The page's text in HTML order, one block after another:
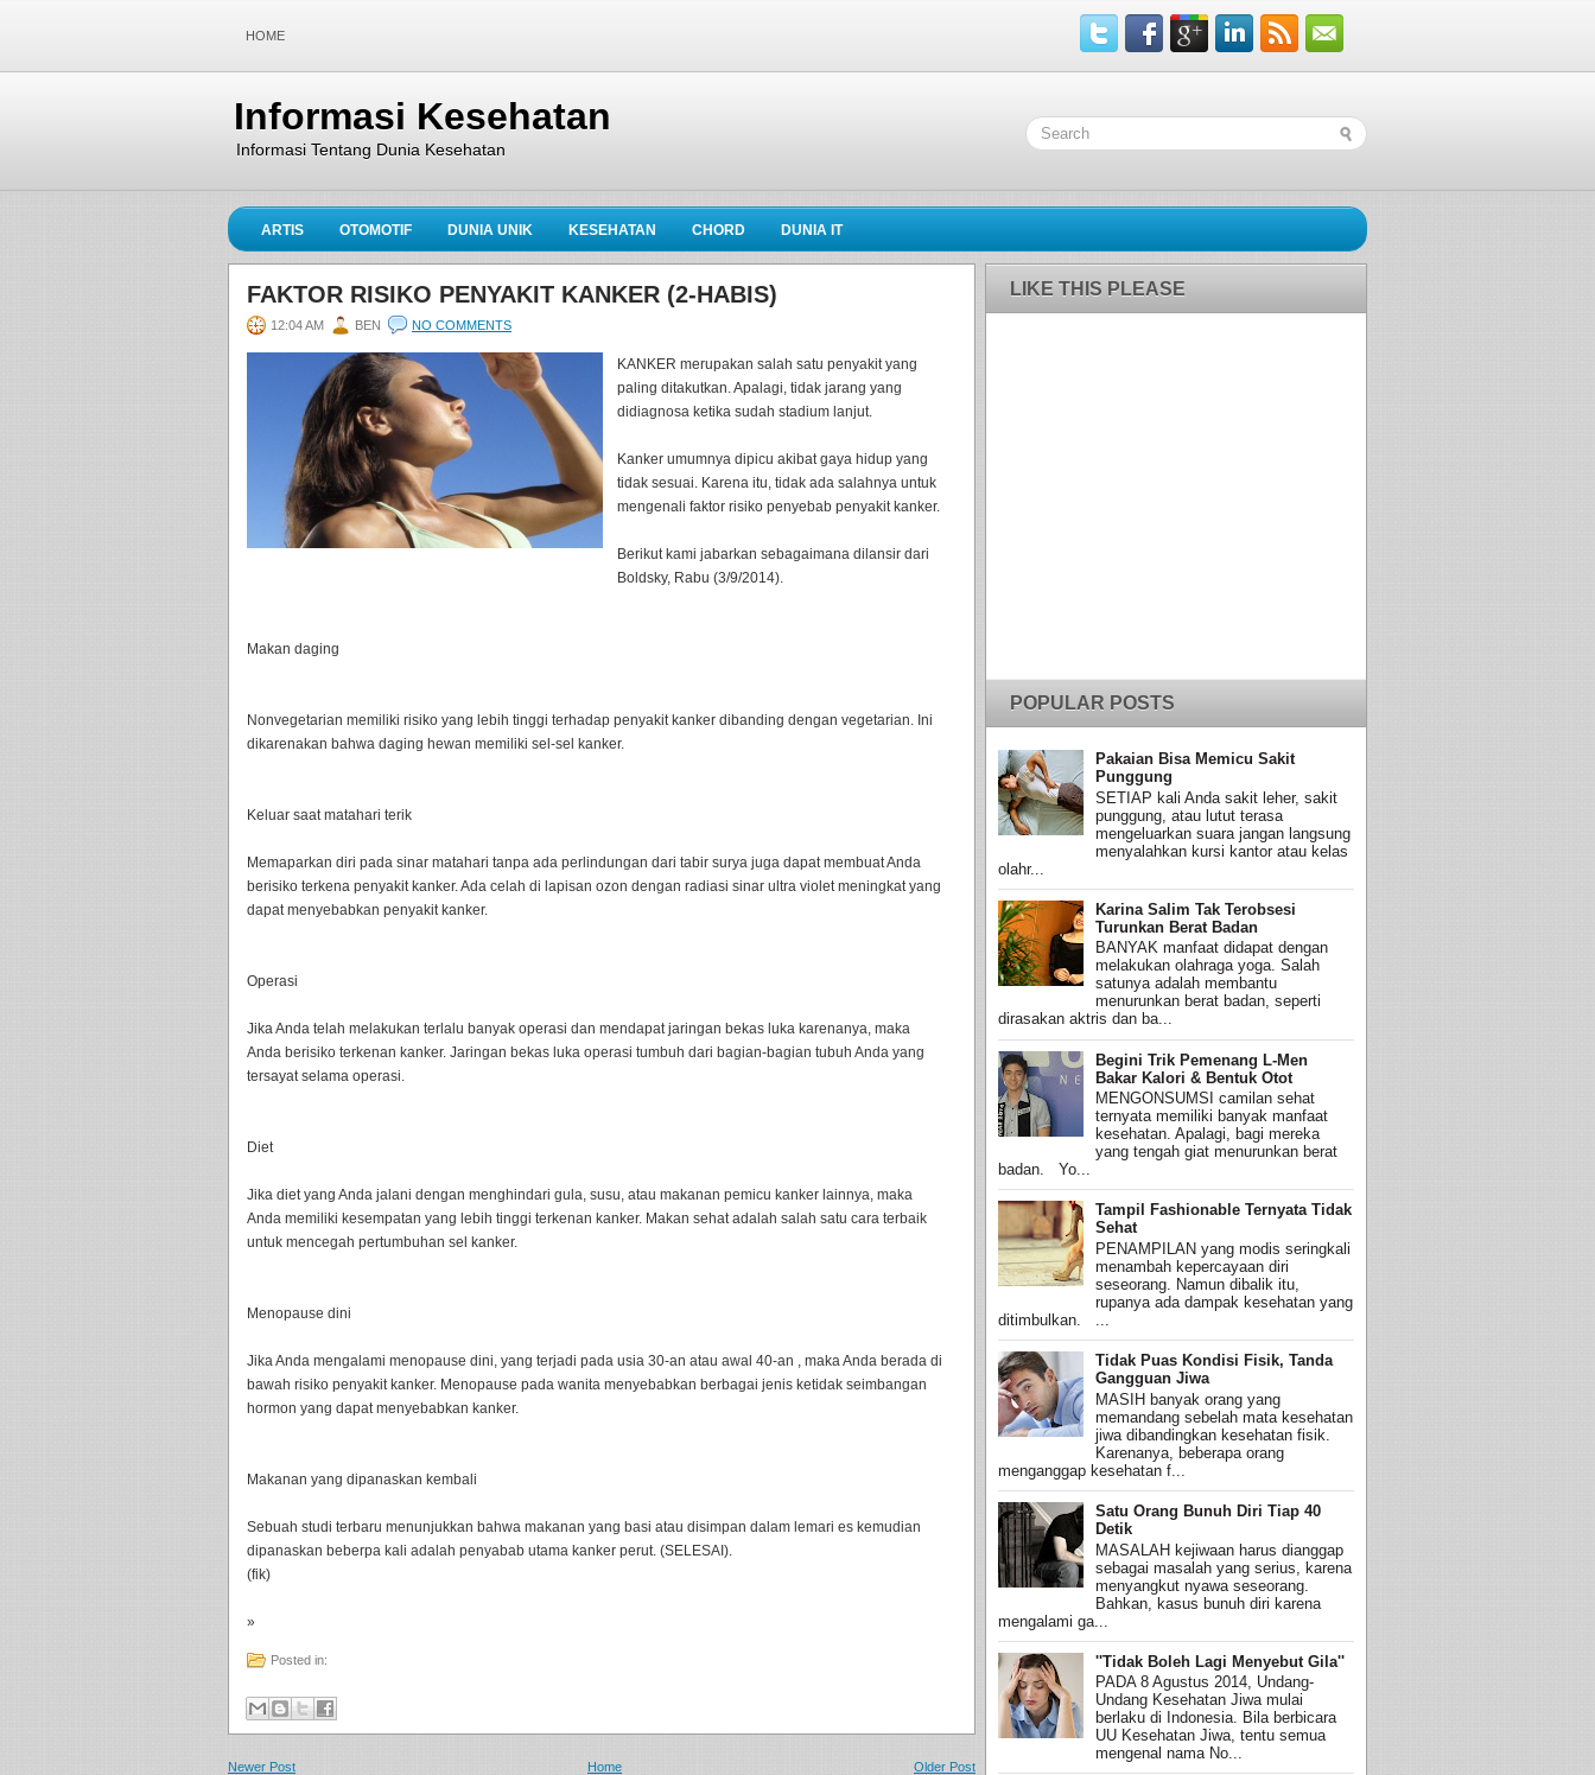
HOME
Informasi Kesehatan
Informasi Tentang Dunia Kesehatan
ARTIS OTOMOTIF DUNIA UNIK KESEHATAN CHORD DUNIA IT
FAKTOR RISIKO PENYAKIT KANKER (2-HABIS)
12:04 AM BEN NO COMMENTS
KANKER merupakan salah satu penyakit yang
paling ditakutkan. Apalagi, tidak jarang yang
didiagnosa ketika sudah stadium lanjut.
Kanker umumnya dipicu akibat gaya hidup yang
tidak sesuai. Karena itu, tidak ada salahnya untuk
mengenali faktor risiko penyebab penyakit kanker.
Berikut kami jabarkan sebagaimana dilansir dari
Boldsky, Rabu (3/9/2014).
Makan daging
Nonvegetarian memiliki risiko yang lebih tinggi terhadap penyakit kanker dibanding dengan vegetarian. Ini
dikarenakan bahwa daging hewan memiliki sel-sel kanker.
Keluar saat matahari terik
Memaparkan diri pada sinar matahari tanpa ada perlindungan dari tabir surya juga dapat membuat Anda
berisiko terkena penyakit kanker. Ada celah di lapisan ozon dengan radiasi sinar ultra violet meningkat yang
dapat menyebabkan penyakit kanker.
Operasi
Jika Anda telah melakukan terlalu banyak operasi dan mendapat jaringan bekas luka karenanya, maka
Anda berisiko terkenan kanker. Jaringan bekas luka operasi tumbuh dari bagian-bagian tubuh Anda yang
tersayat selama operasi.
Diet
Jika diet yang Anda jalani dengan menghindari gula, susu, atau makanan pemicu kanker lainnya, maka
Anda memiliki kesempatan yang lebih tinggi terkenan kanker. Makan sehat adalah salah satu cara terbaik
untuk mencegah pertumbuhan sel kanker.
Menopause dini
Jika Anda mengalami menopause dini, yang terjadi pada usia 30-an atau awal 40-an , maka Anda berada di
bawah risiko penyakit kanker. Menopause pada wanita menyebabkan berbagai jenis ketidak seimbangan
hormon yang dapat menyebabkan kanker.
Makanan yang dipanaskan kembali
Sebuah studi terbaru menunjukkan bahwa makanan yang basi atau disimpan dalam lemari es kemudian
dipanaskan beberpa kali adalah penyabab utama kanker perut. (SELESAI).
(fik)
»
Posted in:
Newer Post Older Post
Home
LIKE THIS PLEASE
POPULAR POSTS
Pakaian Bisa Memicu Sakit
Punggung
SETIAP kali Anda sakit leher, sakit
punggung, atau lutut terasa
mengeluarkan suara jangan langsung
menyalahkan kursi kantor atau kelas
olahr...
Karina Salim Tak Terobsesi
Turunkan Berat Badan
BANYAK manfaat didapat dengan
melakukan olahraga yoga. Salah
satunya adalah membantu
menurunkan berat badan, seperti
dirasakan aktris dan ba...
Begini Trik Pemenang L-Men
Bakar Kalori & Bentuk Otot
MENGONSUMSI camilan sehat
ternyata memiliki banyak manfaat
kesehatan. Apalagi, bagi mereka
yang tengah giat menurunkan berat
badan. Yo...
Tampil Fashionable Ternyata Tidak
Sehat
PENAMPILAN yang modis seringkali
menambah kepercayaan diri
seseorang. Namun dibalik itu,
rupanya ada dampak kesehatan yang
ditimbulkan. ...
Tidak Puas Kondisi Fisik, Tanda
Gangguan Jiwa
MASIH banyak orang yang
memandang sebelah mata kesehatan
jiwa dibandingkan kesehatan fisik.
Karenanya, beberapa orang
menganggap kesehatan f...
Satu Orang Bunuh Diri Tiap 40
Detik
MASALAH kejiwaan harus dianggap
sebagai masalah yang serius, karena
menyangkut nyawa seseorang.
Bahkan, kasus bunuh diri karena
mengalami ga...
''Tidak Boleh Lagi Menyebut Gila''
PADA 8 Agustus 2014, Undang-
Undang Kesehatan Jiwa mulai
berlaku di Indonesia. Bila berbicara
UU Kesehatan Jiwa, tentu semua
mengenal nama No...